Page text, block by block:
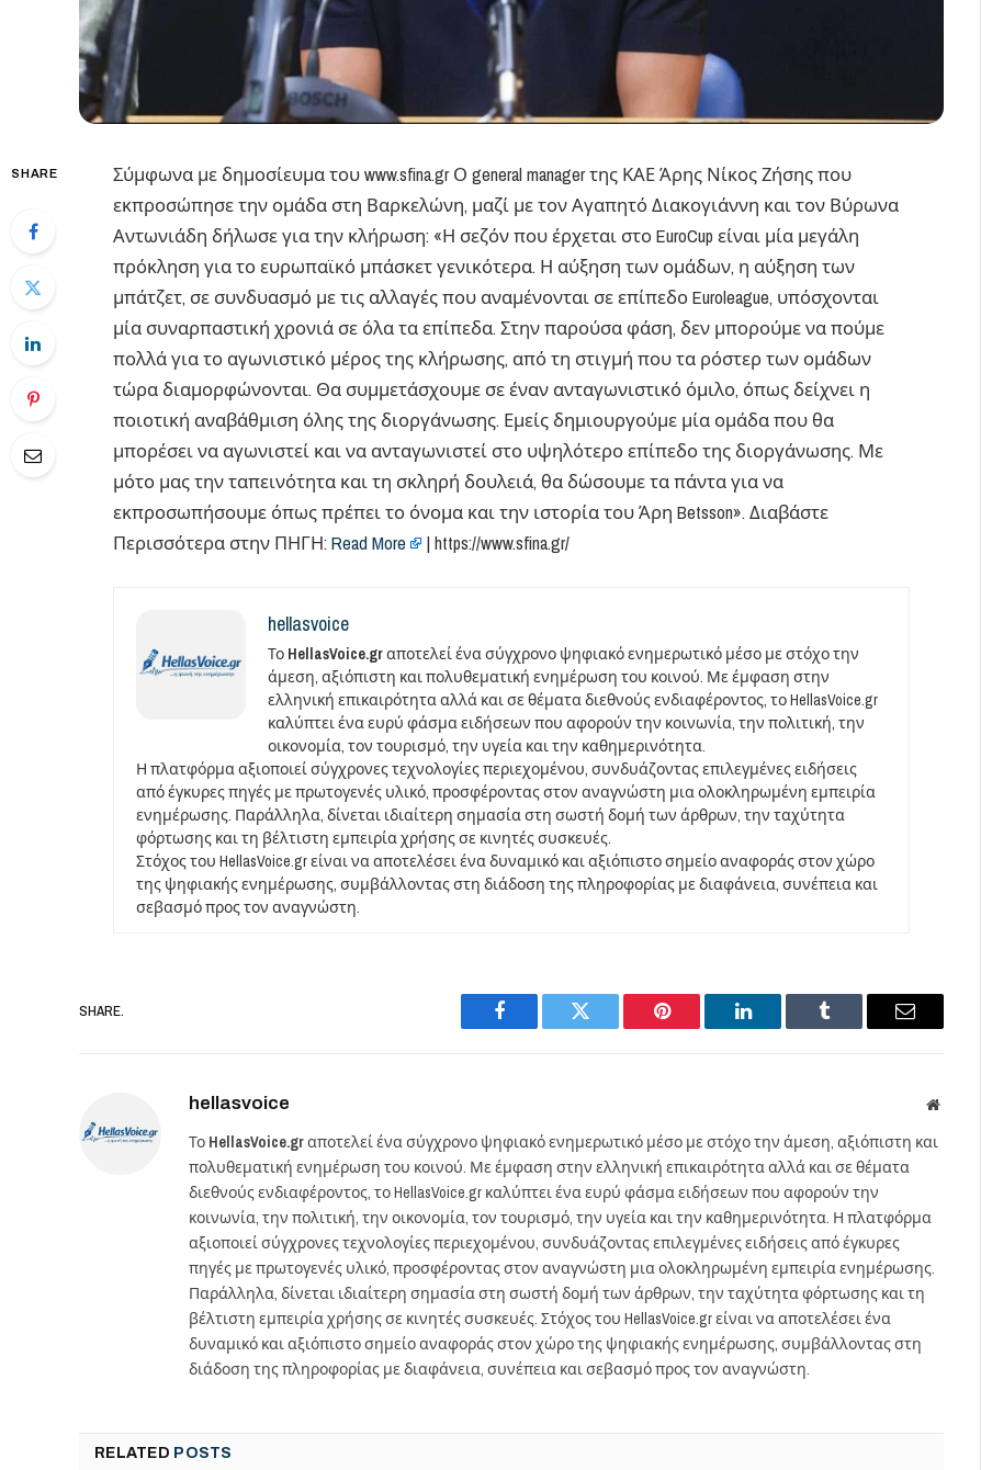
SHARE
Σύμφωνα με δημοσίευμα του www.sfina.gr Ο general manager της ΚΑΕ Άρης Νίκος Ζήσης που
εκπροσώπησε την ομάδα στη Βαρκελώνη, μαζί με τον Αγαπητό Διακογιάννη και τον Βύρωνα
Αντωνιάδη δήλωσε για την κλήρωση: «Η σεζόν που έρχεται στο EuroCup είναι μία μεγάλη
πρόκληση για το ευρωπαϊκό μπάσκετ γενικότερα. Η αύξηση των ομάδων, η αύξηση των
μπάτζετ, σε συνδυασμό με τις αλλαγές που αναμένονται σε επίπεδο Euroleague, υπόσχονται
μία συναρπαστική χρονιά σε όλα τα επίπεδα. Στην παρούσα φάση, δεν μπορούμε να πούμε
πολλά για το αγωνιστικό μέρος της κλήρωσης, από τη στιγμή που τα ρόστερ των ομάδων
τώρα διαμορφώνονται. Θα συμμετάσχουμε σε έναν ανταγωνιστικό όμιλο, όπως δείχνει η
ποιοτική αναβάθμιση όλης της διοργάνωσης. Εμείς δημιουργούμε μία ομάδα που θα
μπορέσει να αγωνιστεί και να ανταγωνιστεί στο υψηλότερο επίπεδο της διοργάνωσης. Με
μότο μας την ταπεινότητα και τη σκληρή δουλειά, θα δώσουμε τα πάντα για να
εκπροσωπήσουμε όπως πρέπει το όνομα και την ιστορία του Άρη Betsson». Διαβάστε
Περισσότερα στην ΠΗΓΗ:Read More | https://www.sfina.gr/
hellasvoice
Το HellasVoice.grαποτελεί ένα σύγχρονο ψηφιακό ενημερωτικό μέσο με στόχο την
άμεση, αξιόπιστη και πολυθεματική ενημέρωση του κοινού. Με έμφαση στην
ελληνική επικαιρότητα αλλά και σε θέματα διεθνούς ενδιαφέροντος, το HellasVoice.gr
καλύπτει ένα ευρύ φάσμα ειδήσεων που αφορούν την κοινωνία, την πολιτική, την
οικονομία, τον τουρισμό, την υγεία και την καθημερινότητα.
Η πλατφόρμα αξιοποιεί σύγχρονες τεχνολογίες περιεχομένου, συνδυάζοντας επιλεγμένες ειδήσεις
από έγκυρες πηγές με πρωτογενές υλικό, προσφέροντας στον αναγνώστη μια ολοκληρωμένη εμπειρία
ενημέρωσης. Παράλληλα, δίνεται ιδιαίτερη σημασία στη σωστή δομή των άρθρων, την ταχύτητα
φόρτωσης και τη βέλτιστη εμπειρία χρήσης σε κινητές συσκευές.
Στόχος του HellasVoice.gr είναι να αποτελέσει ένα δυναμικό και αξιόπιστο σημείο αναφοράς στον χώρο
της ψηφιακής ενημέρωσης, συμβάλλοντας στη διάδοση της πληροφορίας με διαφάνεια, συνέπεια και
σεβασμό προς τον αναγνώστη.
SHARE.
Facebook Twitter Pinterest LinkedIn Tumblr Email
hellasvoice Website
Το HellasVoice.grαποτελεί ένα σύγχρονο ψηφιακό ενημερωτικό μέσο με στόχο την άμεση, αξιόπιστη και
πολυθεματική ενημέρωση του κοινού. Με έμφαση στην ελληνική επικαιρότητα αλλά και σε θέματα
διεθνούς ενδιαφέροντος, το HellasVoice.gr καλύπτει ένα ευρύ φάσμα ειδήσεων που αφορούν την
κοινωνία, την πολιτική, την οικονομία, τον τουρισμό, την υγεία και την καθημερινότητα. Η πλατφόρμα
αξιοποιεί σύγχρονες τεχνολογίες περιεχομένου, συνδυάζοντας επιλεγμένες ειδήσεις από έγκυρες
πηγές με πρωτογενές υλικό, προσφέροντας στον αναγνώστη μια ολοκληρωμένη εμπειρία ενημέρωσης.
Παράλληλα, δίνεται ιδιαίτερη σημασία στη σωστή δομή των άρθρων, την ταχύτητα φόρτωσης και τη
βέλτιστη εμπειρία χρήσης σε κινητές συσκευές. Στόχος του HellasVoice.gr είναι να αποτελέσει ένα
δυναμικό και αξιόπιστο σημείο αναφοράς στον χώρο της ψηφιακής ενημέρωσης, συμβάλλοντας στη
διάδοση της πληροφορίας με διαφάνεια, συνέπεια και σεβασμό προς τον αναγνώστη.
RELATED POSTS